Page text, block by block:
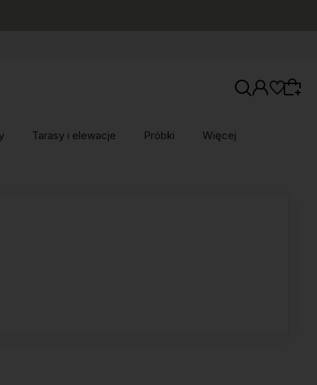
Tarasy i elewacje Próbki Więcej